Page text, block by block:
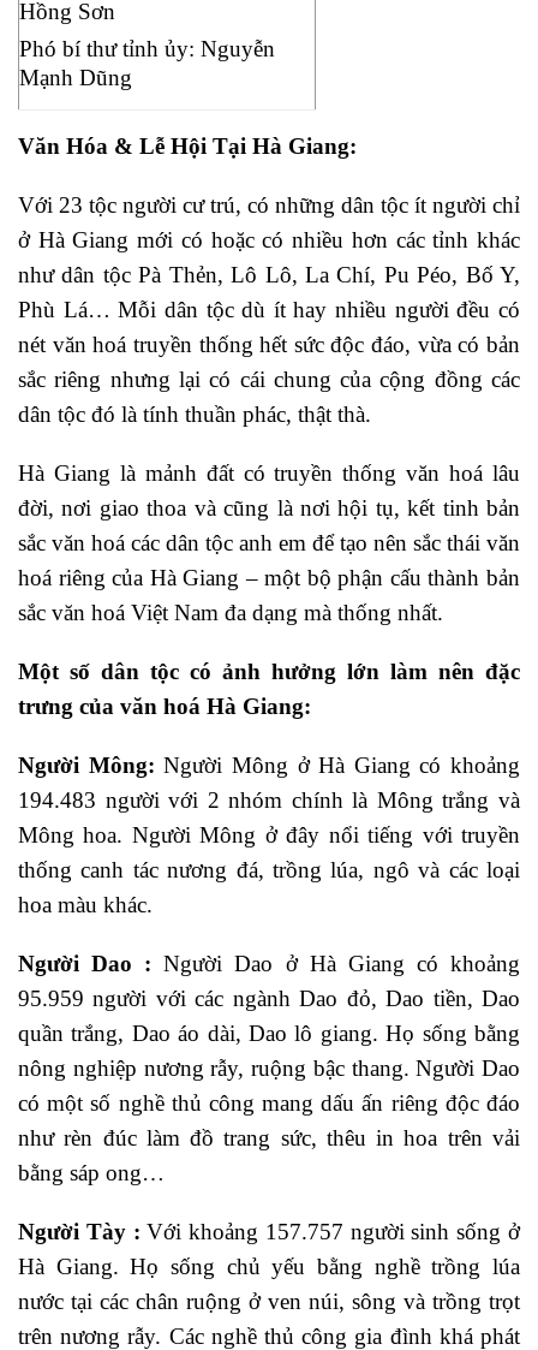
Hồng Sơn
Phó bí thư tỉnh ủy: Nguyễn
Mạnh Dũng
Văn Hóa & Lễ Hội Tại Hà Giang:
Với 23 tộc người cư trú, có những dân tộc ít người chỉ
ở Hà Giang mới có hoặc có nhiều hơn các tỉnh khác
như dân tộc Pà Thẻn, Lô Lô, La Chí, Pu Péo, Bố Y,
Phù Lá… Mỗi dân tộc dù ít hay nhiều người đều có
nét văn hoá truyền thống hết sức độc đáo, vừa có bản
sắc riêng nhưng lại có cái chung của cộng đồng các
dân tộc đó là tính thuần phác, thật thà.
Hà Giang là mảnh đất có truyền thống văn hoá lâu
đời, nơi giao thoa và cũng là nơi hội tụ, kết tinh bản
sắc văn hoá các dân tộc anh em để tạo nên sắc thái văn
hoá riêng của Hà Giang – một bộ phận cấu thành bản
sắc văn hoá Việt Nam đa dạng mà thống nhất.
Một số dân tộc có ảnh hưởng lớn làm nên đặc
trưng của văn hoá Hà Giang:
Người Mông:Người Mông ở Hà Giang có khoảng
194.483 người với 2 nhóm chính là Mông trắng và
Mông hoa. Người Mông ở đây nổi tiếng với truyền
thống canh tác nương đá, trồng lúa, ngô và các loại
hoa màu khác.
Người Dao : Người Dao ở Hà Giang có khoảng
95.959 người với các ngành Dao đỏ, Dao tiền, Dao
quần trắng, Dao áo dài, Dao lô giang. Họ sống bằng
nông nghiệp nương rẫy, ruộng bậc thang. Người Dao
có một số nghề thủ công mang dấu ấn riêng độc đáo
như rèn đúc làm đồ trang sức, thêu in hoa trên vải
bằng sáp ong…
Người Tày : Với khoảng 157.757 người sinh sống ở
Hà Giang. Họ sống chủ yếu bằng nghề trồng lúa
nước tại các chân ruộng ở ven núi, sông và trồng trọt
trên nương rẫy. Các nghề thủ công gia đình khá phát